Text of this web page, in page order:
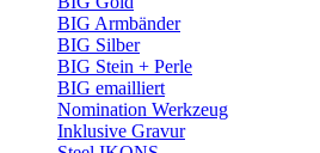
BIG Armbänder
BIG Silber
BIG Stein + Perle
BIG emailliert
Nomination Werkzeug
Inklusive Gravur